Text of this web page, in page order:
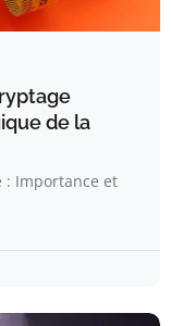
de la
: Importance et